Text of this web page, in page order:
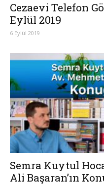
Cezaevi Telefon
Eylül 2019
6 Eylül 2019
Semra Kuytul
Ali Başaran’ın